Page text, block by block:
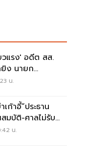
แรง' อดีต สส.
ง นายก
วิต
น.
ก้าอี้“ประธาน
บัติ-ศาลไม่รับคำ
น.